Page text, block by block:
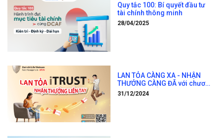
Quy tắc 100: Bí quyết đầu tư
tài chính thông minh
28/04/2025
LAN TỎA CÀNG XA - NHẬN
THƯỞNG CÀNG ĐÃ với chương
trình “LAN TỎA iTRUST –
NHẬN THƯỞNG LIỀN TAY 2025
31/12/2024